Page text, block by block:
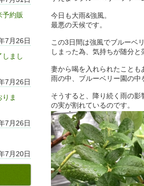
今日も大雨&強風。
最悪の天候です。
この3日間は強風でブルーベ
しまった為、気持ちが随分と
妻から喝を入れられたことも
雨の中、ブルーベリー園の中
そうすると、降り続く雨の
の実が割れているのです。
予約販
7月26日
しまし
7月26日
ま
7月26日
7月20日